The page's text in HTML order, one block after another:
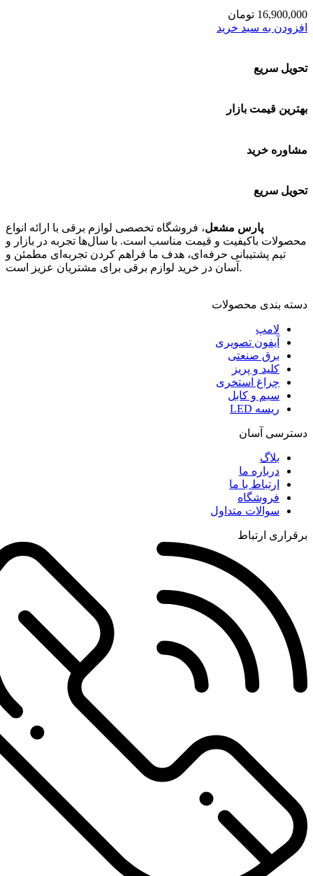
16,900,000 تومان
افزودن به سبد خرید
تحویل سریع
بهترین قیمت بازار
مشاوره خرید
تحویل سریع
پارس مشعل، فروشگاه تخصصی لوازم برقی با ارائه انواع
محصولات باکیفیت و قیمت مناسب است. با سال‌ها تجربه در بازار و
تیم پشتیبانی حرفه‌ای، هدف ما فراهم کردن تجربه‌ای مطمئن و
آسان در خرید لوازم برقی برای مشتریان عزیز است.
دسته بندی محصولات
لامپ
آیفون تصویری
برق صنعتی
کلید و پریز
چراغ استخری
سیم و کابل
ریسه LED
دسترسی آسان
بلاگ
درباره ما
ارتباط با ما
فروشگاه
سوالات متداول
برقراری ارتباط